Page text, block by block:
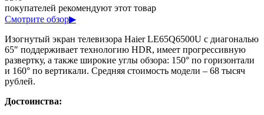
покупателей рекомендуют этот товар
Смотрите обзор▶
Изогнутый экран телевизора Haier LE65Q6500U с диагональю
65″ поддерживает технологию HDR, имеет прогрессивную
развертку, а также широкие углы обзора: 150° по горизонтали
и 160° по вертикали. Средняя стоимость модели – 68 тысяч
рублей.
Достоинства: